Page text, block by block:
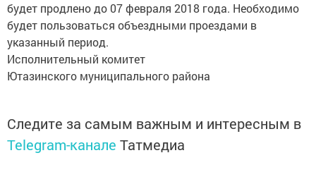
будет продлено до 07 февраля 2018 года. Необходимо
будет пользоваться объездными проездами в
указанный период.
Исполнительный комитет
Ютазинского муниципального района
Следите за самым важным и интересным в
Telegram-канале Татмедиа